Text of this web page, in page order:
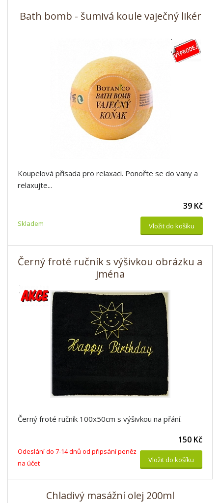
Bath bomb - šumivá koule vaječný likér
Koupelová přísada pro relaxaci. Ponořte se do vany a
relaxujte...
Skladem
39 Kč
Vložit do košíku
Černý froté ručník s výšivkou obrázku a
jména
Černý froté ručník 100x50cm s výšivkou na přání.
Odeslání do 7-14 dnů od připsání peněz
na účet
150 Kč
Vložit do košíku
Chladivý masážní olej 200ml